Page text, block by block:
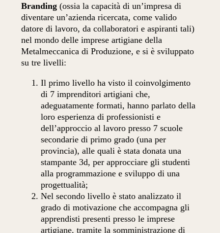
Branding (ossia la capacità di un’impresa di
diventare un’azienda ricercata, come valido
datore di lavoro, da collaboratori e aspiranti tali)
nel mondo delle imprese artigiane della
Metalmeccanica di Produzione, e si è sviluppato
su tre livelli:
Il primo livello ha visto il coinvolgimento
di 7 imprenditori artigiani che,
adeguatamente formati, hanno parlato della
loro esperienza di professionisti e
dell’approccio al lavoro presso 7 scuole
secondarie di primo grado (una per
provincia), alle quali è stata donata una
stampante 3d, per approcciare gli studenti
alla programmazione e sviluppo di una
progettualità;
Nel secondo livello è stato analizzato il
grado di motivazione che accompagna gli
apprendisti presenti presso le imprese
artigiane, tramite la somministrazione di